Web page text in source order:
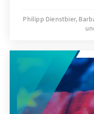
Philipp Dienstbier,